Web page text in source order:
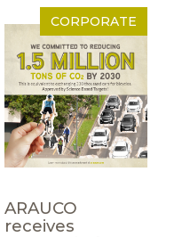
CORPORATE
ARAUCO
receives